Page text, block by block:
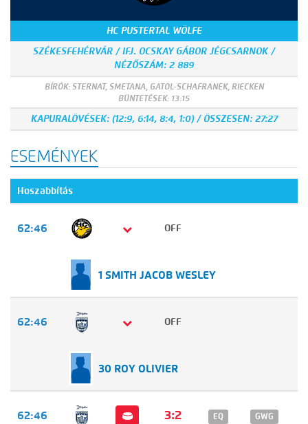
HC PUSTERTAL WÖLFE
SZÉKESFEHÉRVÁR / IFJ. OCSKAY GÁBOR JÉGCSARNOK /
NÉZŐSZÁM: 2 889
BÍRÓK: STERNAT, SMETANA, GATOL-SCHAFRANEK, RIECKEN
BÜNTETÉSEK: 13:15
KAPURALÖVÉSEK: (12:9, 6:14, 8:4, 1:0) / ÖSSZESEN: 27:27
ESEMÉNYEK
Hoszabbítás
62:46 OFF
1 SMITH JACOB WESLEY
62:46 OFF
30 ROY OLIVIER
62:46 3:2 EQ GWG